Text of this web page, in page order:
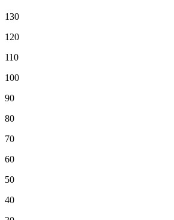
130
120
110
100
90
80
70
60
50
40